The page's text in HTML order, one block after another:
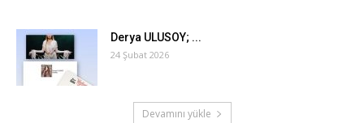
Derya ULUSOY; ...
24 Şubat 2026
Devamını yükle